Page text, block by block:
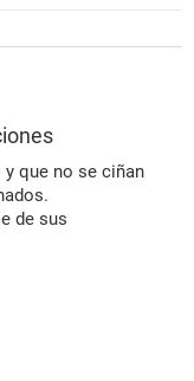
que no se ciñan
de sus